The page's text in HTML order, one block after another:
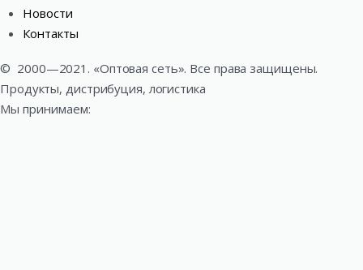
Новости
Контакты
© 2000—2021. «Оптовая сеть». Все права защищены.
Продукты, дистрибуция, логистика
Мы принимаем: